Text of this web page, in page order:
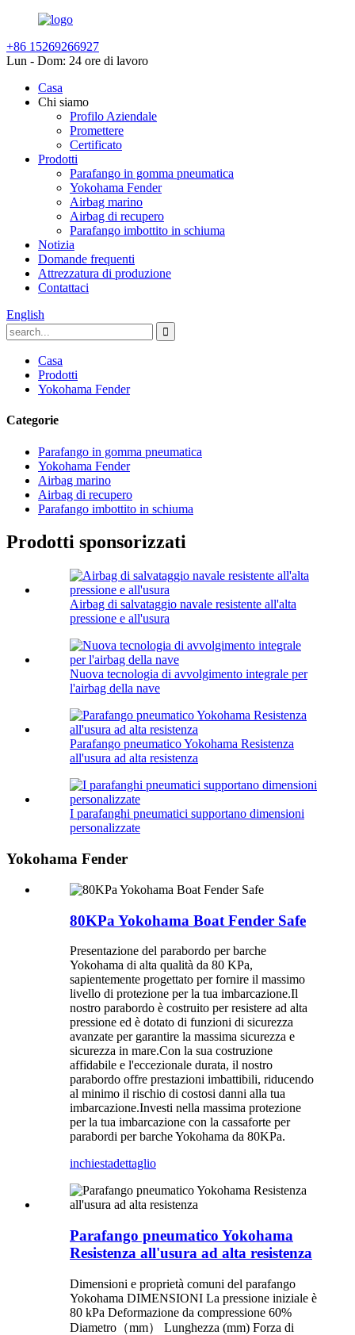
+86 15269266927
Lun - Dom: 24 ore di lavoro
Casa
Chi siamo
Profilo Aziendale
Promettere
Certificato
Prodotti
Parafango in gomma pneumatica
Yokohama Fender
Airbag marino
Airbag di recupero
Parafango imbottito in schiuma
Notizia
Domande frequenti
Attrezzatura di produzione
Contattaci
English
Casa
Prodotti
Yokohama Fender
Categorie
Parafango in gomma pneumatica
Yokohama Fender
Airbag marino
Airbag di recupero
Parafango imbottito in schiuma
Prodotti sponsorizzati
Airbag di salvataggio navale resistente all'alta
pressione e all'usura
Nuova tecnologia di avvolgimento integrale per
l'airbag della nave
Parafango pneumatico Yokohama Resistenza
all'usura ad alta resistenza
I parafanghi pneumatici supportano dimensioni
personalizzate
Yokohama Fender
80KPa Yokohama Boat Fender Safe
Presentazione del parabordo per barche
Yokohama di alta qualità da 80 KPa,
sapientemente progettato per fornire il massimo
livello di protezione per la tua imbarcazione.Il
nostro parabordo è costruito per resistere ad alta
pressione ed è dotato di funzioni di sicurezza
avanzate per garantire la massima sicurezza e
sicurezza in mare.Con la sua costruzione
affidabile e l'eccezionale durata, il nostro
parabordo offre prestazioni imbattibili, riducendo
al minimo il rischio di costosi danni alla tua
imbarcazione.Investi nella massima protezione
per la tua imbarcazione con la cassaforte per
parabordi per barche Yokohama da 80KPa.
inchiestadettaglio
Parafango pneumatico Yokohama
Resistenza all'usura ad alta resistenza
Dimensioni e proprietà comuni del parafango
Yokohama DIMENSIONI La pressione iniziale è
80 kPa Deformazione da compressione 60%
Diametro（mm） Lunghezza (mm) Forza di